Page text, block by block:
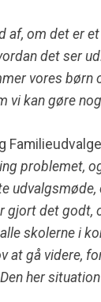
af, om det er
det ser
vores børn
vi kan gøre
problemet,
gjort det
skolerne i
at gå videre,
her